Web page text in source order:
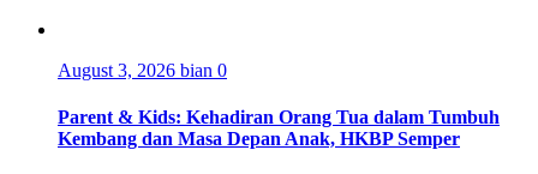
August 3, 2026 bian 0
Parent & Kids: Kehadiran Orang Tua dalam Tumbuh
Kembang dan Masa Depan Anak, HKBP Semper